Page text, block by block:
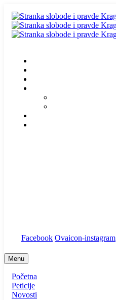
Facebook Ovaicon-instagram
Menu
Početna
Peticije
Novosti